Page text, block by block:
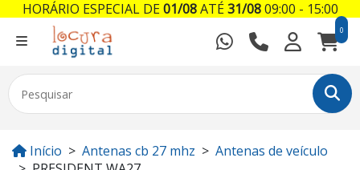
0
Início Antenas cb 27 mhz
Antenas de veículo
HORÁRIO ESPECIAL DE01/08ATÉ31/0809:00 - 15:00